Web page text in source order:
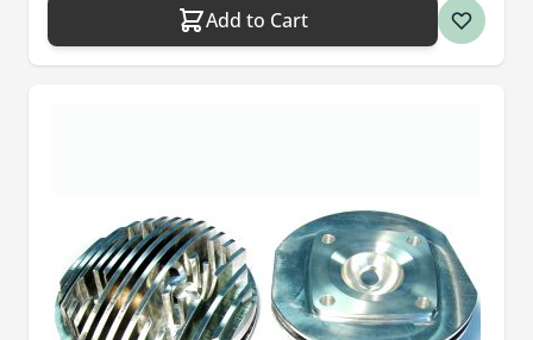
Add to Cart